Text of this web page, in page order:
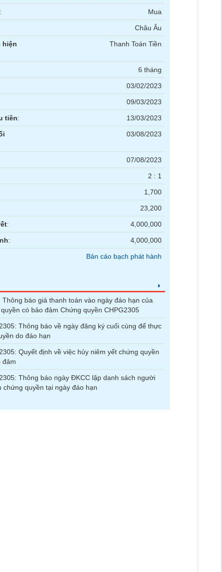
: Mua
Châu Âu
hiện
Thanh Toán Tiền
6 tháng
03/02/2023
09/03/2023
tiên: 13/03/2023
03/08/2023
07/08/2023
2 : 1
1,700
23,200
: 4,000,000
: 4,000,000
Bản cáo bạch phát hành
Thông báo giá thanh toán vào ngày đáo hạn của
có bảo đảm Chứng quyền CHPG2305
Thông báo về ngày đăng ký cuối cùng để thực
do đáo hạn
Quyết định về việc hủy niêm yết chứng quyền
đảm
Thông báo ngày ĐKCC lập danh sách người
chứng quyền tại ngày đáo hạn